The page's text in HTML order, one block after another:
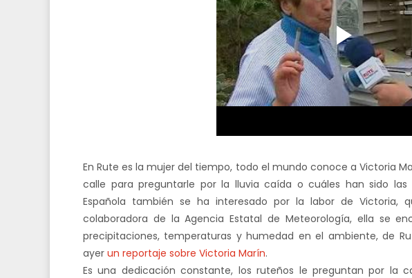
En Rute es la mujer del tiempo, todo el mundo conoce a Victoria
calle para preguntarle por la lluvia caída o cuáles han sido las
Española también se ha interesado por la labor de Victoria,
colaboradora de la Agencia Estatal de Meteorología, ella se
precipitaciones, temperaturas y humedad en el ambiente, de
ayer un reportaje sobre Victoria Marín.
Es una dedicación constante, los ruteños le preguntan por la